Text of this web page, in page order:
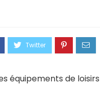
équipements de